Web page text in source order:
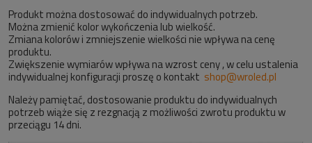
Produkt można dostosować do indywidualnych potrzeb.
Można zmienić kolor wykończenia lub wielkość.
Zmiana kolorów i zmniejszenie wielkości nie wpływa na cenę
produktu.
Zwiększenie wymiarów wpływa na wzrost ceny , w celu ustalenia
indywidualnej konfiguracji proszę o kontakt shop@wroled.pl
Należy pamiętać, dostosowanie produktu do indywidualnych
potrzeb wiąże się z rezgnacją z możliwości zwrotu produktu w
przeciągu 14 dni.